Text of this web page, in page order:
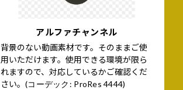
アルファチャンネル
背景のない動画素材です。そのままご使
用いただけます。使用できる環境が限ら
れますので、対応しているかご確認くだ
さい。 (コーデック: ProRes 4444)